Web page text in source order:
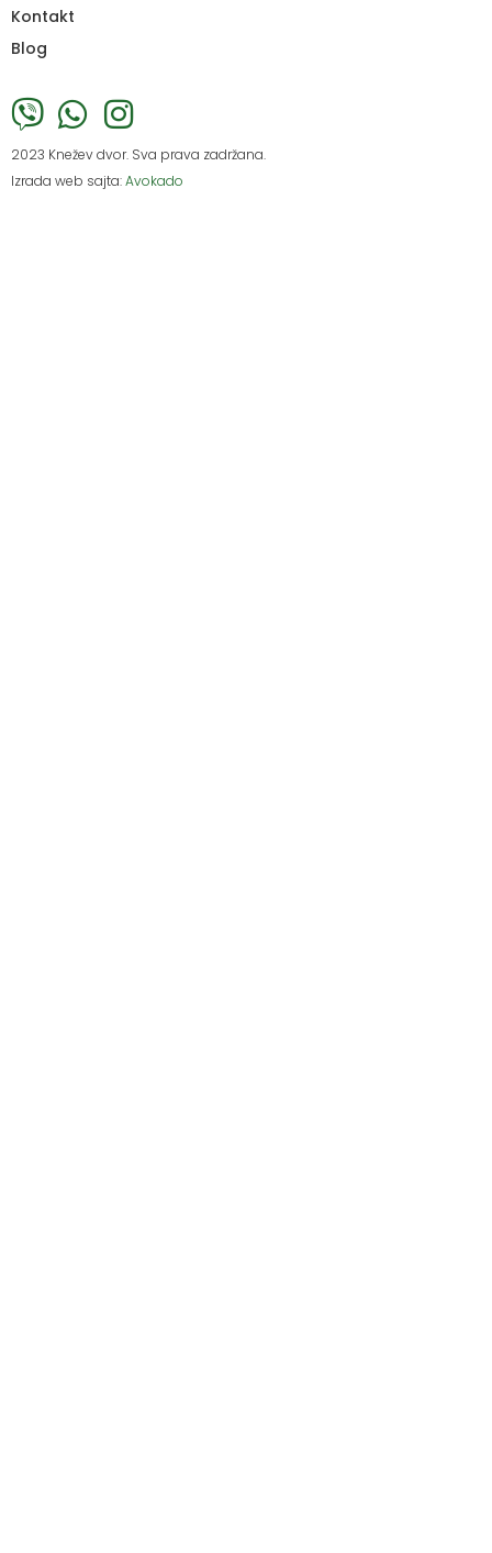
Kontakt
Blog
2023 Knežev dvor. Sva prava zadržana.
Izrada web sajta:Avokado